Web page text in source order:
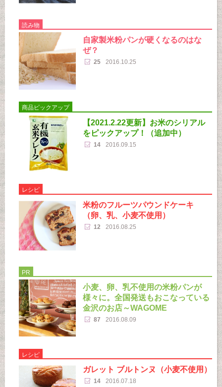
読み物
自家製米粉パンが硬くなるのはな
ぜ？
25 2016.10.25
商品ピックアップ
【2021.2.22更新】お米のシリアル
をピックアップ！（追加中）
14 2016.09.15
レシピ
米粉のフルーツパウンドケーキ
（卵、乳、小麦不使用）
12 2016.08.25
PR
小麦、卵、乳不使用の米粉パンが
様々に。全国発送もおこなっている
金沢のお店～WAGOME
87 2016.08.09
レシピ
ガレット ブルトンヌ（小麦不使用）
14 2016.07.18